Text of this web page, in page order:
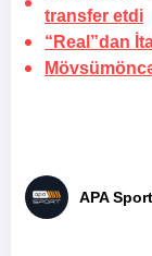
transfer etdi
“Real”dan
APA Sport